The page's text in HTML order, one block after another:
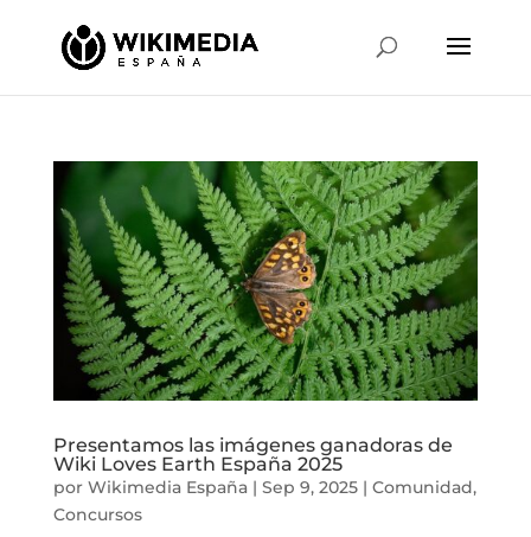
Presentamos las imágenes ganadoras de
Wiki Loves Earth España 2025
por Wikimedia España| Sep 9, 2025| Comunidad,
Concursos